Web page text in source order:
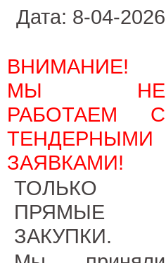
Дата: 8-04-2026
ВНИМАНИЕ!
МЫ НЕ
РАБОТАЕМ С
ТЕНДЕРНЫМИ
ЗАЯВКАМИ!
ТОЛЬКО
ПРЯМЫЕ
ЗАКУПКИ.